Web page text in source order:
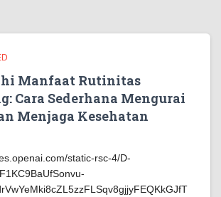
Manfaat Rutinitas
Cara Sederhana Mengurai
Menjaga Kesehatan